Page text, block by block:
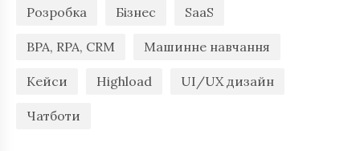
Розробка Бізнес SaaS
BPA, RPA, CRM Машинне навчання
Кейси Highload UI/UX дизайн
Чатботи